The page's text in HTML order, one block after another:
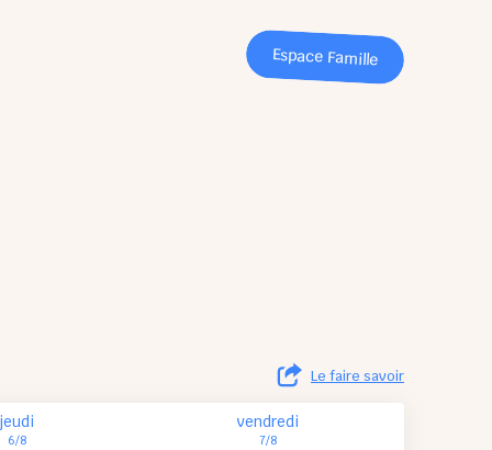
Espace Famille
Le faire savoir
jeudi
6/8
vendredi
7/8